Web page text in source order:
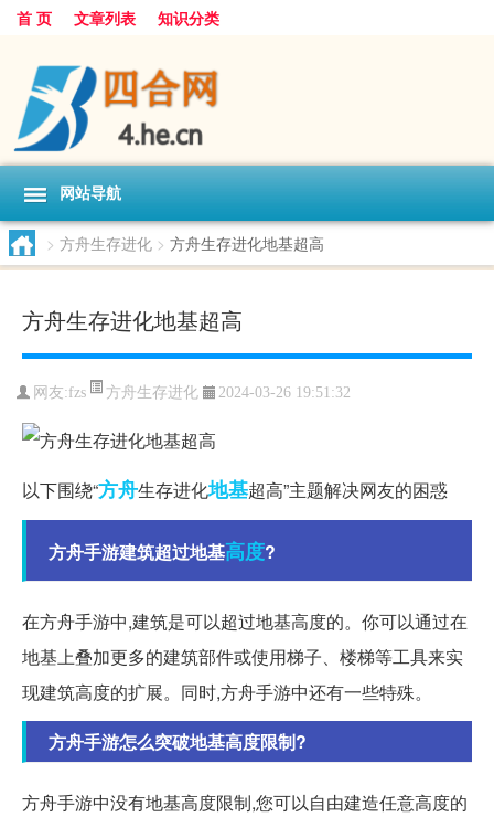
首 页 文章列表 知识分类
网站导航
> 方舟生存进化 > 方舟生存进化地基超高
方舟生存进化地基超高
网友:fzs 方舟生存进化 2024-03-26 19:51:32
以下围绕“方舟生存进化地基超高”主题解决网友的困惑
方舟手游建筑超过地基高度?
在方舟手游中,建筑是可以超过地基高度的。你可以通过在
地基上叠加更多的建筑部件或使用梯子、楼梯等工具来实
现建筑高度的扩展。同时,方舟手游中还有一些特殊。
方舟手游怎么突破地基高度限制?
方舟手游中没有地基高度限制,您可以自由建造任意高度的